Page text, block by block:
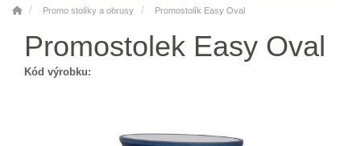
Promo stolíky a obrusy Promostolík Easy Oval
Promostolek Easy Oval
Kód výrobku: